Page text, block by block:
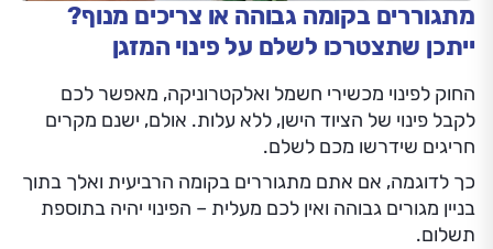
מתגוררים בקומה גבוהה או צריכים מנוף?
ייתכן שתצטרכו לשלם על פינוי המזגן
החוק לפינוי מכשירי חשמל ואלקטרוניקה, מאפשר לכם
לקבל פינוי של הציוד הישן, ללא עלות. אולם, ישנם מקרים
חריגים שידרשו מכם לשלם.
כך לדוגמה, אם אתם מתגוררים בקומה הרביעית ואלך בתוך
בניין מגורים גבוהה ואין לכם מעלית – הפינוי יהיה בתוספת
תשלום.